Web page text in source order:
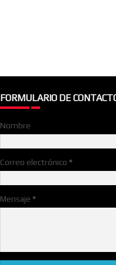
FORMULARIO DE
Nombre
Correo electrónico*
Mensaje*